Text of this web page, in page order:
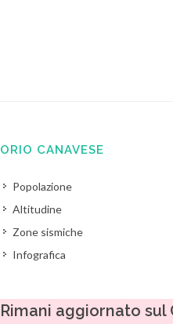
ORIO CANAVESE
Popolazione
Altitudine
Zone sismiche
Infografica
Rimani aggiornato sul